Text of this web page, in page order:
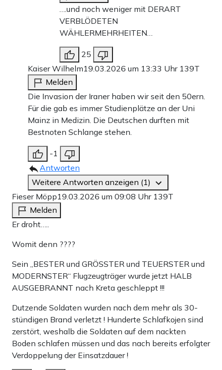
….und noch weniger mit DERART
VERBLÖDETEN
WÄHLERMEHRHEITEN…
25
Kaiser Wilhelm19.03.2026 um 13:33 Uhr 139T
Melden
Die Invasion der Iraner haben wir seit den 50ern.
Für die gab es immer Studienplätze an der Uni
Mainz in Medizin. Die Deutschen durften mit
Bestnoten Schlange stehen.
-1
Antworten
Weitere Antworten anzeigen (1)
Fieser Möpp19.03.2026 um 09:08 Uhr 139T
Melden
Er droht…..
Womit denn ????
Sein „BESTER und GRÖSSTER und TEUERSTER und
MODERNSTER“ Flugzeugträger wurde jetzt HALB
AUSGEBRANNT nach Kreta geschleppt !!!
Dutzende Soldaten wurden nach dem mehr als 30-
stündigen Brand verletzt ! Hunderte Schlafkojen sind
zerstört, weshalb die Soldaten auf dem nackten
Boden schlafen müssen und das nach bereits erfolgter
Verdoppelung der Einsatzdauer !